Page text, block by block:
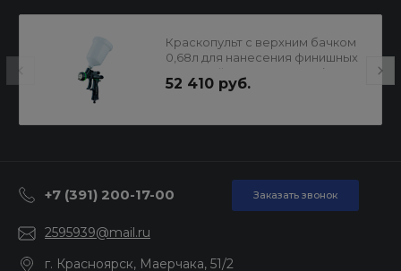
Краскопульт с верхним бачком
0,68л для нанесения финишных
покрытий Сопло 1.7 Genesi
CARBONIO 360 HVLP WALCOM
52 410 руб.
+7 (391) 200-17-00 Заказать звонок
2595939@mail.ru
г. Красноярск, Маерчака, 51/2